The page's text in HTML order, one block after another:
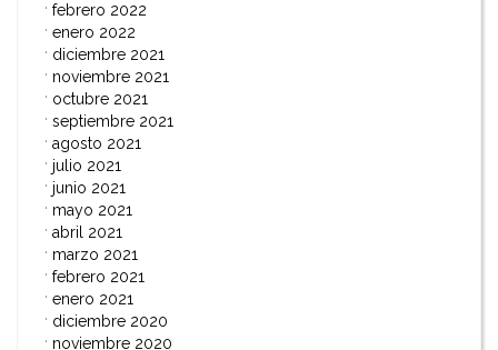
febrero 2022
enero 2022
diciembre 2021
noviembre 2021
octubre 2021
septiembre 2021
agosto 2021
julio 2021
junio 2021
mayo 2021
abril 2021
marzo 2021
febrero 2021
enero 2021
diciembre 2020
noviembre 2020